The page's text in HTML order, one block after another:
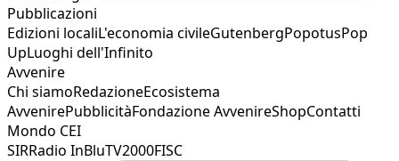
Pubblicazioni
Edizioni localiL'economia civileGutenbergPopotusPop
UpLuoghi dell'Infinito
Avvenire
Chi siamoRedazioneEcosistema
AvvenirePubblicitàFondazione AvvenireShopContatti
Mondo CEI
SIRRadio InBluTV2000FISC